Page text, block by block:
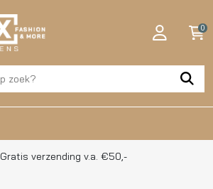
0
Gratis verzending v.a. €50,-